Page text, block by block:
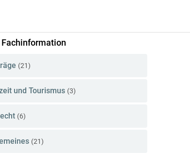
(21)
und Tourismus (3)
(6)
(21)